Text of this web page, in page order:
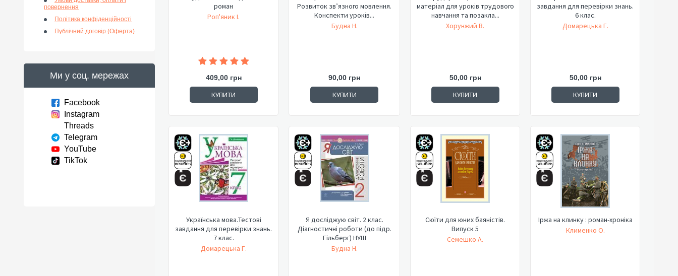
повернення
Політика конфіденційності
Публічний договір (Оферта)
Ми у соц. мережах
Facebook
Instagram
Threads
Telegram
YouTube
TikTok
роман
Роп'яник І.
409,00 грн
КУПИТИ
Розвиток зв’язного мовлення.
Конспекти уроків...
Будна Н.
90,00 грн
КУПИТИ
матеріал для уроків трудового
навчання та позакла...
Хорунжий В.
50,00 грн
КУПИТИ
завдання для перевірки знань.
6 клас.
Домарецька Г.
50,00 грн
КУПИТИ
Українська мова.Тестові
завдання для перевірки знань.
7 клас.
Домарецька Г.
Я досліджую світ. 2 клас.
Діагностичні роботи (до підр.
Гільберг) НУШ
Будна Н.
Сюїти для юних баяністів.
Випуск 5
Семешко А.
Іржа на клинку : роман-хроніка
Клименко О.